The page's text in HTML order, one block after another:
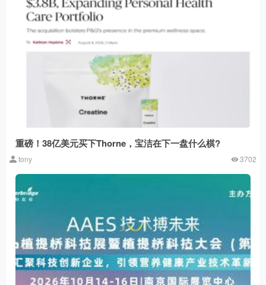
重磅！38亿美元买下Thorne，宝洁在下一盘什么棋?
tony 3702